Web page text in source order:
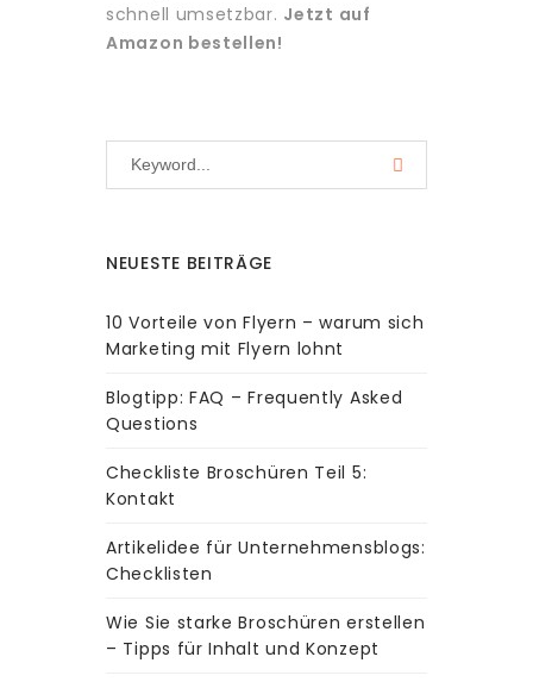
schnell umsetzbar. Jetzt auf
Amazon bestellen!
NEUESTE BEITRÄGE
10 Vorteile von Flyern – warum sich
Marketing mit Flyern lohnt
Blogtipp: FAQ – Frequently Asked
Questions
Checkliste Broschüren Teil 5:
Kontakt
Artikelidee für Unternehmensblogs:
Checklisten
Wie Sie starke Broschüren erstellen
– Tipps für Inhalt und Konzept